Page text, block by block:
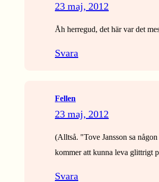
23 maj, 2012
Åh herregud, det här var det
Svara
Fellen
23 maj, 2012
(Alltså. "Tove Jansson sa
kommer att kunna leva glittrigt
Svara